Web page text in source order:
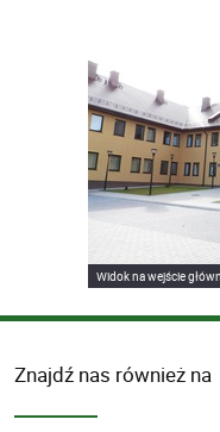
Widok na wejście
Znajdź nas również na